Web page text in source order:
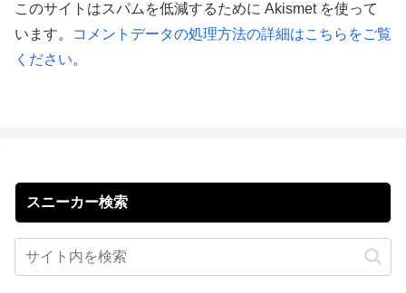
このサイトはスパムを低減するために Akismet を使って
います。
コメントデータの処理方法の詳細はこちらをご覧
ください。
スニーカー検索